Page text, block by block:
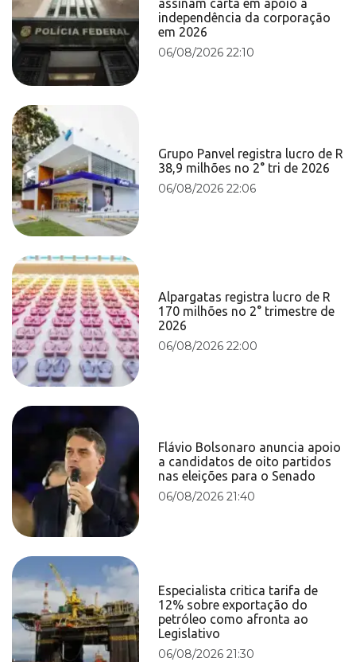
independência da corporação
em 2026
06/08/2026 22:10
Grupo Panvel registra lucro de R
38,9 milhões no 2° tri de 2026
06/08/2026 22:06
Alpargatas registra lucro de R
170 milhões no 2° trimestre de
2026
06/08/2026 22:00
Flávio Bolsonaro anuncia apoio
a candidatos de oito partidos
nas eleições para o Senado
06/08/2026 21:40
Especialista critica tarifa de
12% sobre exportação do
petróleo como afronta ao
Legislativo
06/08/2026 21:30